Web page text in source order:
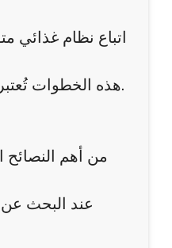
اتباع نظام غذائي
هذه الخطوات تُعتبر أساسًا للحفاظ على صحة جيدة خلال الحمل دون الحاجة إلى تدخلات دوائية قد تكون غير آمنة.
من أهم
عند البحث